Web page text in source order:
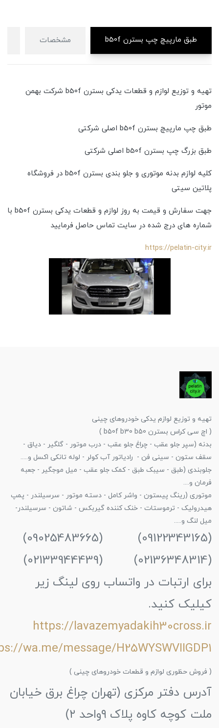
طبق مارپیچ چپ بسترن b50f مشخصات
تهیه و توزیع لوازم و قطعات یدکی بسترن b50f شرکت بهمن
موتور
طبق چپ مارپیچ بسترن b50f اصلی شرکتی
طبق بزرگ چپ بسترن b50f اصلی شرکتی
کلیه لوازم بدنه موتوری و جلو بندی بسترن b50f در فروشگاه
پلاتین سیتی
جهت سفارش و قیمت به روز لوازم و قطعات یدکی بسترن b50f با
شماره های درج شده در سایت تماس حاصل فرمایید
https://pelatin-city.ir
تهیه و توزیع لوازم یدکی خودروهای چینی
( اچ سی کراس بسترن b50f b30 b50 )
بدنه (سپر جلو عقب - چراغ جلو عقب - درب موتور - گلگیر - دیاق -
سقف ستون - سینی فن - رادیاتور آب کولر - لوله تانکی اکسل و.....
جلوبندی (طبق - سیبک طبق - کمک جلو عقب - میل موجگیر - جعبه
فرمان و....
موتوری (رینگ پیستون - واشر کامل - دسته موتور - سرسیلندر - پمپ
هیدرولیک - ترموستات - خنک کننده گیربکس - شاتون - سرسیلندر-
میل لنگ و.....
(09122343165) (09025483665)
(02136348314) (02133944439)
برای ارتبات در واتساب روی لینگ زیر
کیلیک کنید.
https://lavazemyadakih30cross.ir
wa.me/message/H25WYSWVIIGDP1
( فروش حظوری لوازم و قطعات خودروهای چینی )
آدرس دفتر مرکزی (تهران چراغ برق خیابان
ملت کوچه کاوه پلاک ۹واحد ۲)